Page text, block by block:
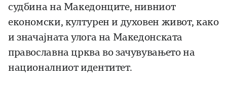
судбина на Македонците, нивниот
економски, културен и духовен живот, како
и значајната улога на Македонската
православна црква во зачувувањето на
националниот идентитет.